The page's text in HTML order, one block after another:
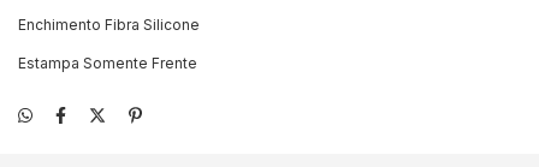
Enchimento Fibra Silicone
Estampa Somente Frente